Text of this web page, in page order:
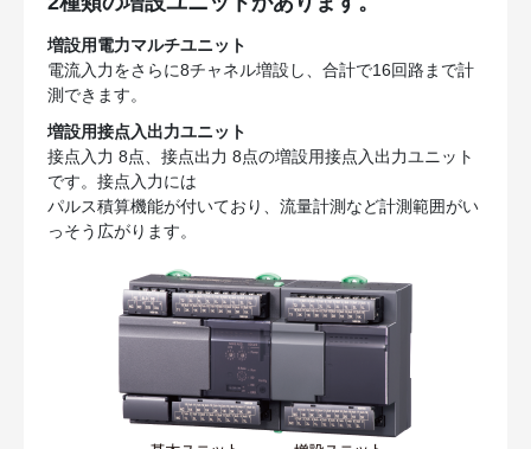
増設用電力マルチユニット
電流入力をさらに8チャネル増設し、合計で16回路まで計
測できます。
増設用接点入出力ユニット
接点入力 8点、接点出力 8点の増設用接点入出力ユニット
です。接点入力には
パルス積算機能が付いており、流量計測など計測範囲がい
っそう広がります。